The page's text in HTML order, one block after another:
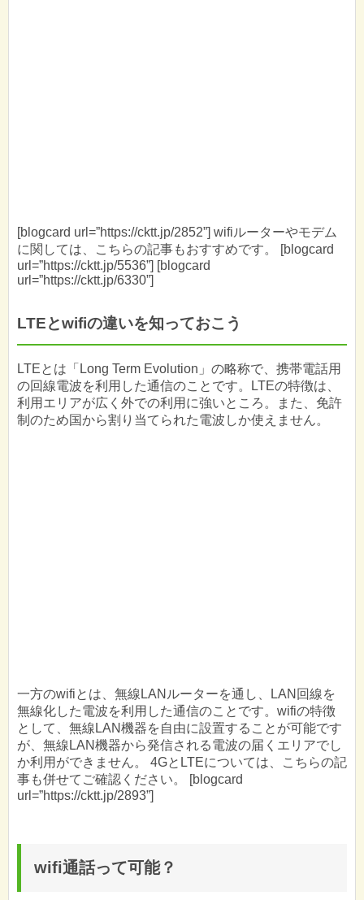
[blogcard url=”https://cktt.jp/2852”] wifiルーターやモデム
に関しては、こちらの記事もおすすめです。 [blogcard
url=”https://cktt.jp/5536”] [blogcard
url=”https://cktt.jp/6330”]
LTEとwifiの違いを知っておこう
LTEとは「Long Term Evolution」の略称で、携帯電話用
の回線電波を利用した通信のことです。LTEの特徴は、
利用エリアが広く外での利用に強いところ。また、免許
制のため国から割り当てられた電波しか使えません。
一方のwifiとは、無線LANルーターを通し、LAN回線を
無線化した電波を利用した通信のことです。wifiの特徴
として、無線LAN機器を自由に設置することが可能です
が、無線LAN機器から発信される電波の届くエリアでし
か利用ができません。 4GとLTEについては、こちらの記
事も併せてご確認ください。 [blogcard
url=”https://cktt.jp/2893”]
wifi通話って可能？